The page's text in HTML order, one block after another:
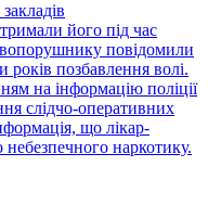
його під час
повідомили
років позбавлення волі.
на інформацію поліції
слідчо-оперативних
що лікар-
наркотику.